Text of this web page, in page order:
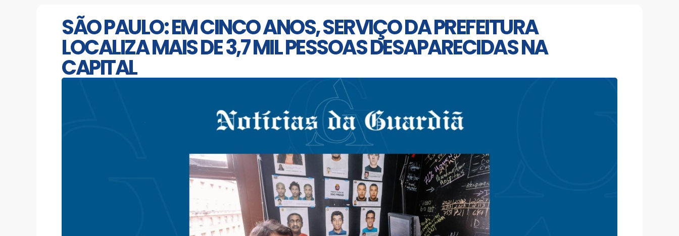
SÃO PAULO: EM CINCO ANOS, SERVIÇO DA PREFEITURA
LOCALIZA MAIS DE 3,7 MIL PESSOAS DESAPARECIDAS NA
CAPITAL